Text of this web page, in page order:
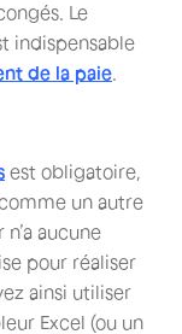
Le
indispensable
de la paie
est obligatoire,
un autre
aucune
pour réaliser
ainsi utiliser
Excel (ou un